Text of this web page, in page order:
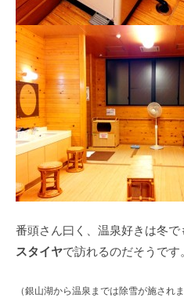
番頭さん曰く、温泉好きは冬で
スタイヤで訪れるのだそうです。
（銀山湖から温泉までは除雪が施されま